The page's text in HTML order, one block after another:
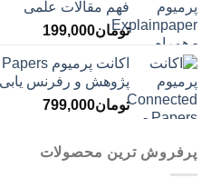
فهم مقالات علمی
تومان199,000
پژوهش و رفرنس یابی
تومان799,000
پرفروش ترین محصولات